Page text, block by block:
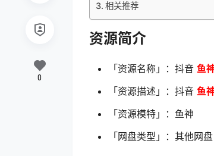
相关推荐
资源简介
「资源名称」：抖音 鱼
「资源描述」：抖音 鱼
「资源模特」：鱼神
「网盘类型」：其他网盘
0